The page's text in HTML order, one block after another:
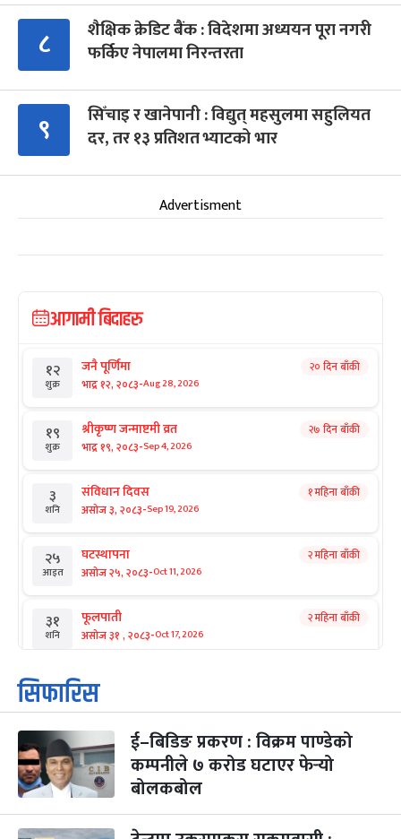
८
शैक्षिक क्रेडिट बैंक : विदेशमा अध्ययन पूरा नगरी
फर्किए नेपालमा निरन्तरता
९
सिँचाइ र खानेपानी : विद्युत् महसुलमा सहुलियत
दर, तर १३ प्रतिशत भ्याटको भार
Advertisment
आगामी बिदाहरु
१२
शुक्र
जनै पूर्णिमा
भाद्र १२, २०८३-Aug 28, 2026
२० दिन बाँकी
१९
शुक्र
श्रीकृष्ण जन्माष्टमी व्रत
भाद्र १९, २०८३-Sep 4, 2026
२७ दिन बाँकी
३
शनि
संविधान दिवस
असोज ३, २०८३-Sep 19, 2026
१ महिना बाँकी
२५
आइत
घटस्थापना
असोज २५, २०८३-Oct 11, 2026
२ महिना बाँकी
३१
शनि
फूलपाती
असोज ३१ , २०८३-Oct 17, 2026
२ महिना बाँकी
१
आइत
कार्तिक सङ्क्रान्ति
कार्तिक १, २०८३
३
मंगल
महानवमी
कार्तिक ३, २०८३-Oct 20, 2026
२ महिना बाँकी
४
सिफारिस
ई–बिडिङ प्रकरण : विक्रम पाण्डेको
कम्पनीले ७ करोड घटाएर फेर्‍यो
बोलकबोल